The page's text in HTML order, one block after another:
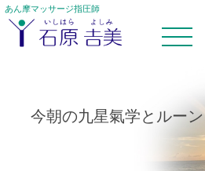
あん摩マッサージ指圧師
今朝の九星氣学とルーン